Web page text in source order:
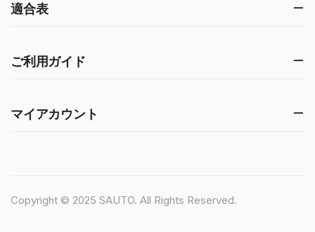
適合表
ご利用ガイド
マイアカウント
Copyright © 2025 SAUTO. All Rights Reserved.